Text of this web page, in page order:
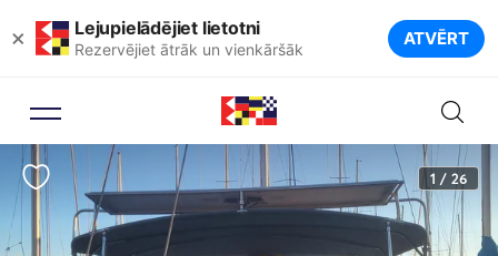
× Lejupielādējiet lietotni
Rezervējiet ātrāk un vienkāršāk ATVĒRT
1 / 26